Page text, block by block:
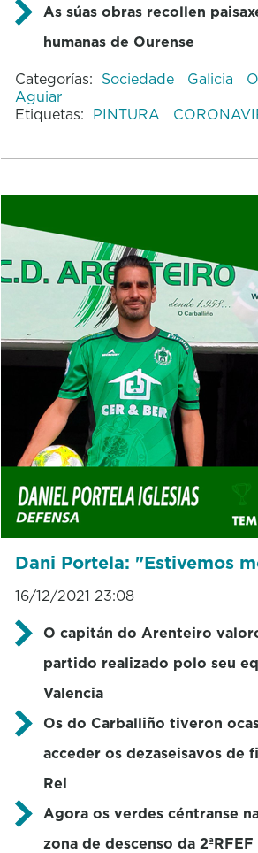
As súas obras recollen
humanas de Ourense
Categorías: Sociedade Galicia
Aguiar
Etiquetas: PINTURA
Dani Portela: "Estivemos
16/12/2021 23:08
O capitán do Arenteiro
partido realizado polo seu
Valencia
Os do Carballiño tiveron
acceder os dezaseisavos de
Rei
Agora os verdes céntranse
zona de descenso da 2ªRFEF